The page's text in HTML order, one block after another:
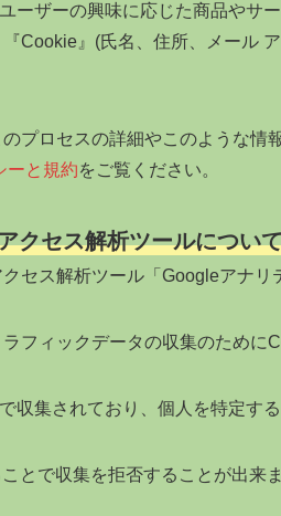
ーザーの興味に応じた商品やサ
Cookie』(氏名、住所、メール
プロセスの詳細やこのような情
ーと規約をご覧ください。
クセス解析ツールについ
セス解析ツール「Googleアナリ
フィックデータの収集のために
収集されており、個人を特定す
とで収集を拒否することが出来